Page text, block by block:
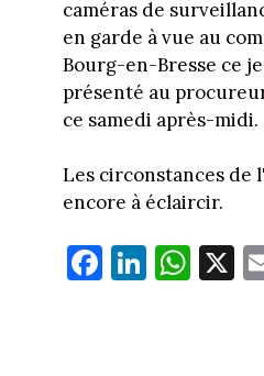
caméras de
en garde à vue au
Bourg-en-Bresse ce
présenté au
ce samedi après-midi.
Les circonstances de
encore à éclaircir.
Fa
ce
Li
nk
W
ha
X